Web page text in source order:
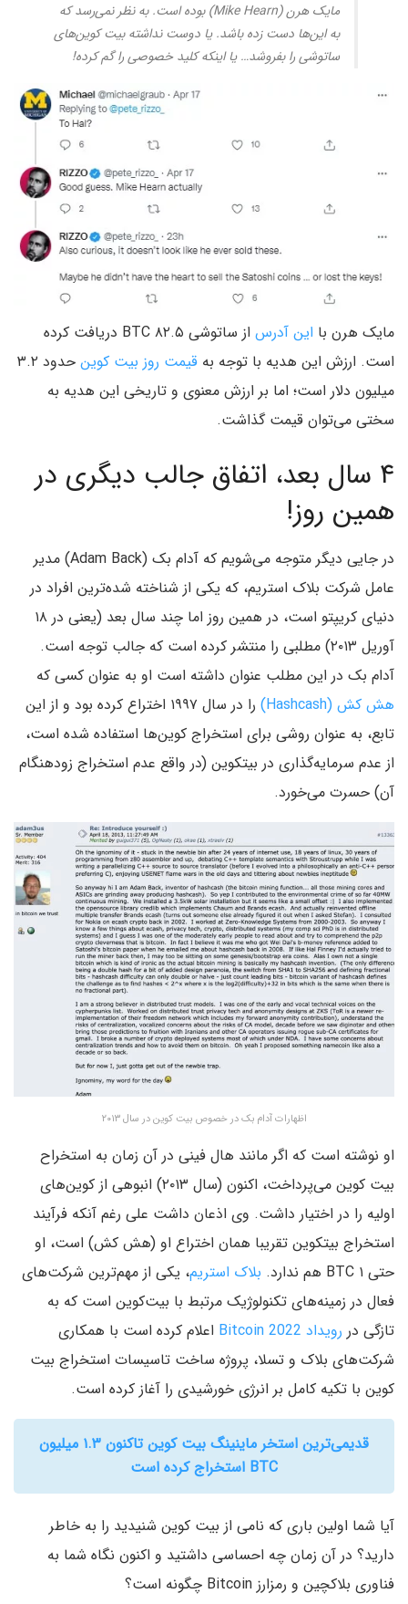
مایک هرن (Mike Hearn) بوده است. به نظر نمی‌رسد که
به این‌ها دست زده باشد. یا دوست نداشته بیت کوین‌های
ساتوشی را بفروشد… یا اینکه کلید خصوصی را گم کرده!
مایک هرن با این آدرس
از ساتوشی ۸۲.۵ BTC دریافت کرده
است. ارزش این هدیه با توجه به قیمت روز بیت کوین
حدود ۳.۲
میلیون دلار است؛ اما بر ارزش معنوی و تاریخی این هدیه به
سختی می‌توان قیمت گذاشت.
۴ سال بعد، اتفاق جالب دیگری در
همین روز!
در جایی دیگر متوجه می‌شویم که آدام بک (Adam Back) مدیر
عامل شرکت بلاک استریم، که یکی از شناخته شده‌ترین افراد در
دنیای کریپتو است، در همین روز اما چند سال بعد (یعنی در ۱۸
آوریل ۲۰۱۳) مطلبی را منتشر کرده است که جالب توجه است.
آدام بک در این مطلب عنوان داشته است او به عنوان کسی که
هش کش (Hashcash)
را در سال ۱۹۹۷ اختراع کرده بود و از این
تابع، به عنوان روشی برای استخراج کوین‌ها استفاده شده است،
از عدم سرمایه‌گذاری در بیتکوین (در واقع عدم استخراج زودهنگام
آن) حسرت می‌خورد.
اظهارات آدام بک در خصوص بیت کوین در سال ۲۰۱۳
او نوشته است که اگر مانند هال فینی در آن زمان به استخراح
بیت کوین می‌پرداخت، اکنون (سال ۲۰۱۳) انبوهی از کوین‌های
اولیه را در اختیار داشت. وی اذعان داشت علی رغم آنکه فرآیند
استخراج بیتکوین تقریبا همان اختراع او (هش کش) است، او
حتی ۱ BTC هم ندارد.
بلاک استریم، یکی از مهم‌ترین شرکت‌های
فعال در زمینه‌های تکنولوژیک مرتبط با بیت‌کوین است که به
تازگی در رویداد Bitcoin 2022
اعلام کرده است با همکاری
شرکت‌های بلاک و تسلا، پروژه ساخت تاسیسات استخراج بیت
کوین با تکیه کامل بر انرژی خورشیدی را آغاز کرده است.
قدیمی‌ترین استخر ماینینگ بیت کوین تاکنون ۱.۳ میلیون
BTC استخراج کرده است
آیا شما اولین باری که نامی از بیت کوین شنیدید را به خاطر
دارید؟ در آن زمان چه احساسی داشتید و اکنون نگاه شما به
فناوری بلاکچین و رمزارز Bitcoin چگونه است؟